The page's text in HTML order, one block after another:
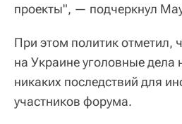
проекты", — подчеркнул
При этом политик отметил,
на Украине уголовные дела
никаких последствий для
участников форума.